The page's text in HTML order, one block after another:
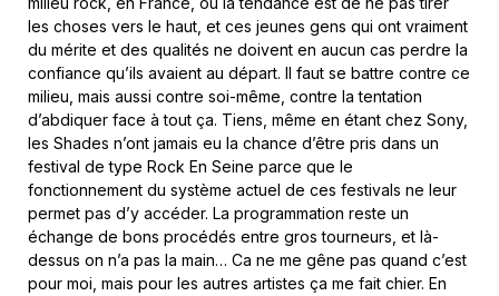
les choses vers le haut, et ces jeunes gens qui ont vraiment
du mérite et des qualités ne doivent en aucun cas perdre la
confiance qu’ils avaient au départ. Il faut se battre contre ce
milieu, mais aussi contre soi-même, contre la tentation
d’abdiquer face à tout ça. Tiens, même en étant chez Sony,
les Shades n’ont jamais eu la chance d’être pris dans un
festival de type Rock En Seine parce que le
fonctionnement du système actuel de ces festivals ne leur
permet pas d’y accéder. La programmation reste un
échange de bons procédés entre gros tourneurs, et là-
dessus on n’a pas la main… Ca ne me gêne pas quand c’est
pour moi, mais pour les autres artistes ça me fait chier. En